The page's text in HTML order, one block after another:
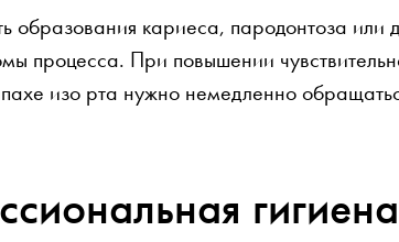
образования кариеса, пародонтоза или
процесса. При повышении
изо рта нужно немедленно